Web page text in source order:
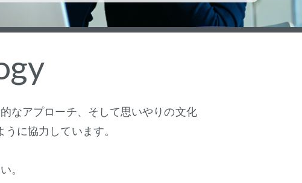
なアプローチ、そして思いやりの文化
に協力しています。
。